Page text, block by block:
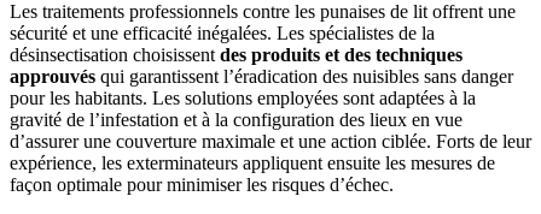
Les traitements professionnels contre les punaises de lit offrent une
sécurité et une efficacité inégalées. Les spécialistes de la
désinsectisation choisissent des produits et des techniques
approuvés qui garantissent l’éradication des nuisibles sans danger
pour les habitants. Les solutions employées sont adaptées à la
gravité de l’infestation et à la configuration des lieux en vue
d’assurer une couverture maximale et une action ciblée. Forts de leur
expérience, les exterminateurs appliquent ensuite les mesures de
façon optimale pour minimiser les risques d’échec.